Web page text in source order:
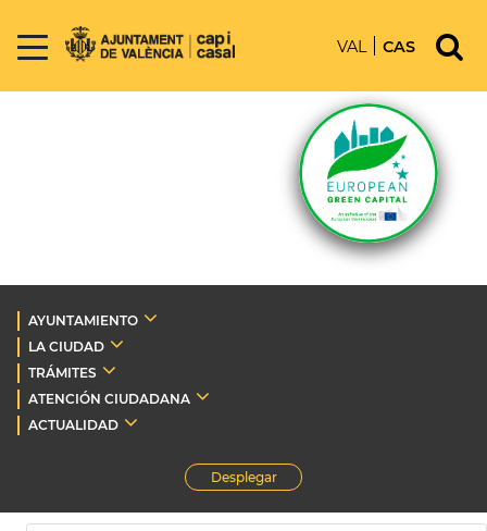
VAL CAS
AYUNTAMIENTO
LA CIUDAD
TRÁMITES
ATENCIÓN CIUDADANA
ACTUALIDAD
Desplegar